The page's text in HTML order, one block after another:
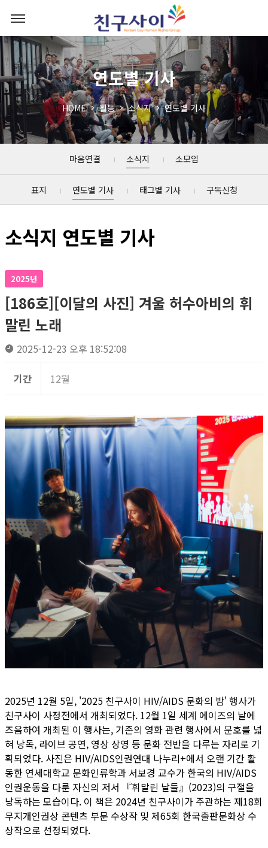
연도별 기사
HOME 활동 소식지 연도별 기사
마음연결 소식지 소모임
표지 연도별 기사 태그별 기사 구독신청
소식지 연도별 기사
2025년
[186호][이달의 사진] 겨울 허수아비의 휘
말린 노래
2025-12-23 오후 18:52:08
기간 12월
2025년 12월 5일, '2025 친구사이 HIV/AIDS 문화의 밤' 행사가
친구사이 사정전에서 개최되었다. 12월 1일 세계 에이즈의 날에
즈음하여 개최된 이 행사는, 기존의 영화 관련 행사에서 문호를 넓
혀 낭독, 라이브 공연, 영상 상영 등 문화 전반을 다루는 자리로 기
획되었다. 사진은 HIV/AIDS인권연대 나누리+에서 오랜 기간 활
동한 연세대학교 문화인류학과 서보경 교수가 한국의 HIV/AIDS
인권운동을 다룬 자신의 저서 『휘말린 날들』(2023)의 구절을
낭독하는 모습이다. 이 책은 2024년 친구사이가 주관하는 제18회
무지개인권상 콘텐츠 부문 수상작 및 제65회 한국출판문화상 수
상작으로 선정되었다.